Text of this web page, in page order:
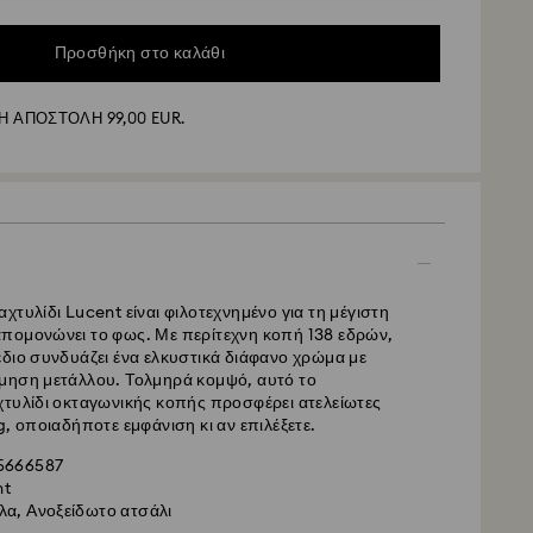
Προσθήκη στο καλάθι
ΑΠΟΣΤΟΛΗ 99,00 EUR.
Lucent είναι φιλοτεχνημένο για τη μέγιστη
το φως. Με περίτεχνη κοπή 138 εδρών,
συνδυάζει ένα ελκυστικά διάφανο χρώμα με
μετάλλου. Τολμηρά κομψό, αυτό το
οκταγωνικής κοπής προσφέρει ατελείωτες
οποιαδήποτε εμφάνιση κι αν επιλέξετε.
Ανοξείδωτο ατσάλι
- GLS
-FedEx
υποβάλλονται από Δευτέρα έως Παρασκευή έως τις
2 εργάσιμες ημέρες μετά την επεξεργασία